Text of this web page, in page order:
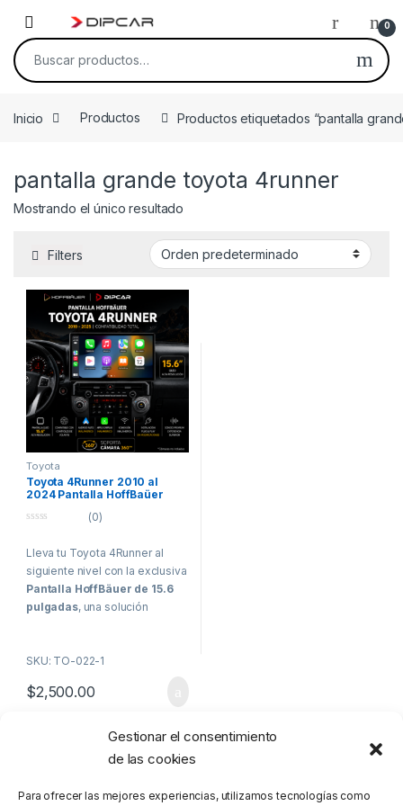
Gestionar el consentimiento
de las cookies
Para ofrecer las mejores experiencias, utilizamos tecnologías como
0
Buscar por:
Inicio Productos Productos etiquetados “pantalla
pantalla grande toyota 4runner
Mostrando el único resultado
Filters
Toyota
Toyota 4Runner 2010 al
2024 Pantalla HoffBaüer
u
o
f
5
(0)
Lleva tu Toyota 4Runner al
siguiente nivel con la exclusiva
Pantalla HoffBäuer de 15.6
pulgadas, una solución
completamente el interior de tu
tecnología avanzada,
integración impecable con las
funciones originales.
Toyota 4Runner 2010 – 2025
SKU: TO-022-1
$2,500.00
Mostrando el único resultado